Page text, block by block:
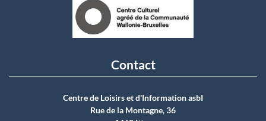
Contact
Centre de Loisirs et d'Information asbI
Rue de la Montagne, 36